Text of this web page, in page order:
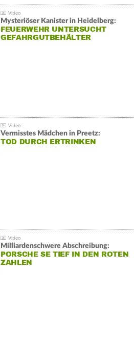
Mysteriöser Kanister in Heidelberg:
FEUERWEHR UNTERSUCHT
GEFAHRGUTBEHÄLTER
Vermisstes Mädchen in Preetz:
TOD DURCH ERTRINKEN
Milliardenschwere Abschreibung:
PORSCHE SE TIEF IN DEN ROTEN
ZAHLEN